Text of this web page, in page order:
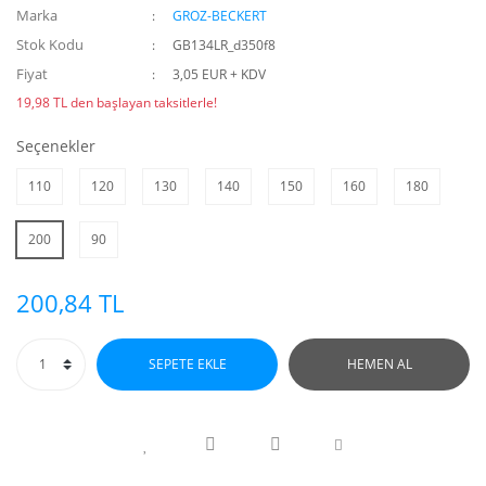
Marka GROZ-BECKERT
Stok Kodu GB134LR_d350f8
Fiyat
3,05 EUR + KDV
19,98 TL den başlayan taksitlerle!
Seçenekler
110 120 130 140 150 160 180
200 90
200,84 TL
SEPETE EKLE HEMEN AL